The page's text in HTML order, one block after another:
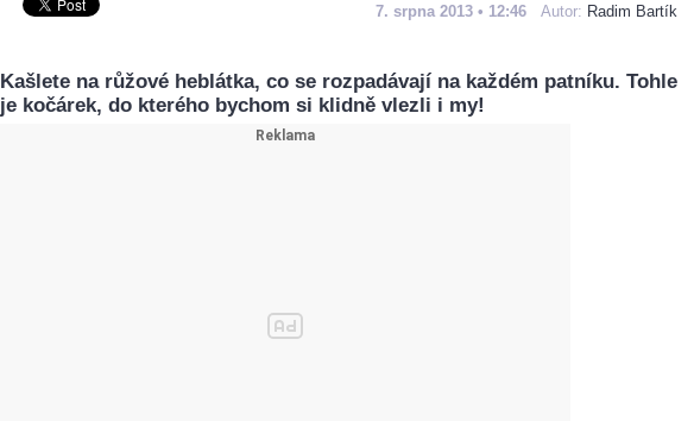
7. srpna 2013 • 12:46 Autor: Radim Bartík
Kašlete na růžové heblátka, co se rozpadávají na každém patníku. Tohle
je kočárek, do kterého bychom si klidně vlezli i my!